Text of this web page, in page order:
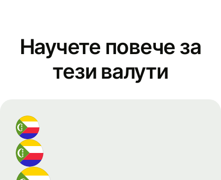
Научете повече за
тези валути